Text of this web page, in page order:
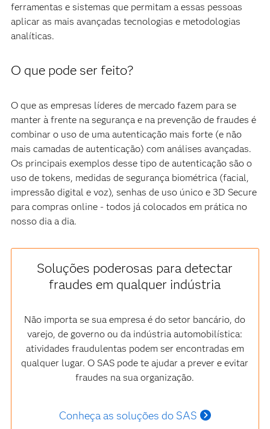
ferramentas e sistemas que permitam a essas pessoas
aplicar as mais avançadas tecnologias e metodologias
analíticas.
O que pode ser feito?
O que as empresas líderes de mercado fazem para se
manter à frente na segurança e na prevenção de fraudes é
combinar o uso de uma autenticação mais forte (e não
mais camadas de autenticação) com análises avançadas.
Os principais exemplos desse tipo de autenticação são o
uso de tokens, medidas de segurança biométrica (facial,
impressão digital e voz), senhas de uso único e 3D Secure
para compras online - todos já colocados em prática no
nosso dia a dia.
Soluções poderosas para detectar
fraudes em qualquer indústria
Não importa se sua empresa é do setor bancário, do
varejo, de governo ou da indústria automobilística:
atividades fraudulentas podem ser encontradas em
qualquer lugar. O SAS pode te ajudar a prever e evitar
fraudes na sua organização.
Conheça as soluções do SAS